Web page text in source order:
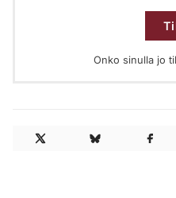
Onko sinulla jo